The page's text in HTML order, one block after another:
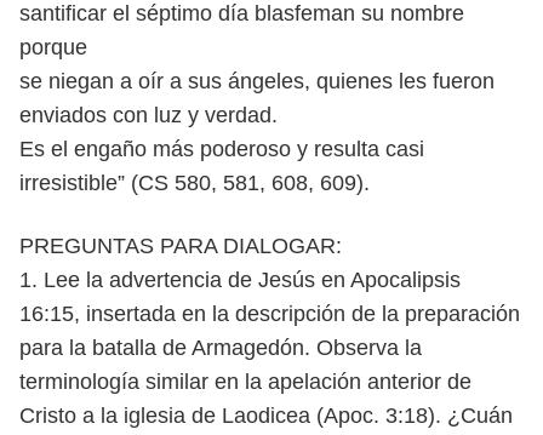
santificar el séptimo día blasfeman su nombre
porque
se niegan a oír a sus ángeles, quienes les fueron
enviados con luz y verdad.
Es el engaño más poderoso y resulta casi
irresistible” (CS 580, 581, 608, 609).
PREGUNTAS PARA DIALOGAR:
1. Lee la advertencia de Jesús en Apocalipsis
16:15, insertada en la descripción de la preparación
para la batalla de Armagedón. Observa la
terminología similar en la apelación anterior de
Cristo a la iglesia de Laodicea (Apoc. 3:18). ¿Cuán